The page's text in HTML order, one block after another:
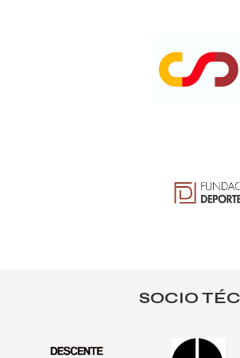
SOCIO